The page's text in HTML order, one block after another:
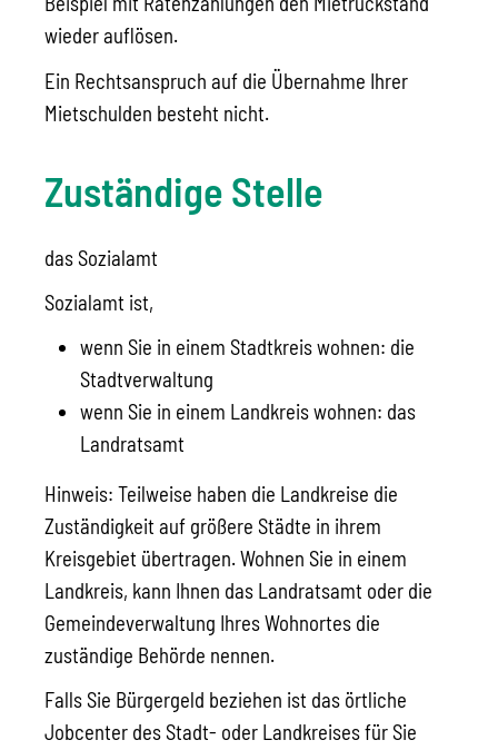
wieder auflösen.
Ein Rechtsanspruch auf die Übernahme Ihrer
Mietschulden besteht nicht.
Zuständige Stelle
das Sozialamt
Sozialamt ist,
wenn Sie in einem Stadtkreis wohnen: die
Stadtverwaltung
wenn Sie in einem Landkreis wohnen: das
Landratsamt
Hinweis: Teilweise haben die Landkreise die
Zuständigkeit auf größere Städte in ihrem
Kreisgebiet übertragen. Wohnen Sie in einem
Landkreis, kann Ihnen das Landratsamt oder die
Gemeindeverwaltung Ihres Wohnortes die
zuständige Behörde nennen.
Falls Sie Bürgergeld beziehen ist das örtliche
Jobcenter des Stadt- oder Landkreises für Sie